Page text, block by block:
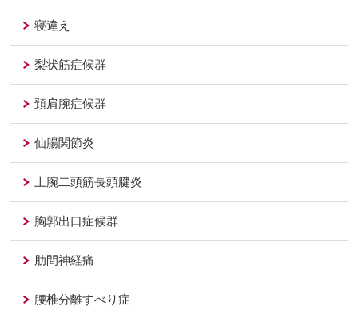
寝違え
梨状筋症候群
頚肩腕症候群
仙腸関節炎
上腕二頭筋長頭腱炎
胸郭出口症候群
肋間神経痛
腰椎分離すべり症